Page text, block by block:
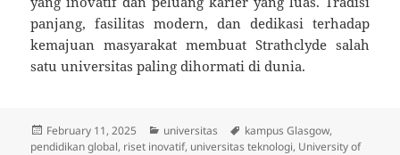
panjang, fasilitas modern, dan dedikasi terhadap
kemajuan masyarakat membuat Strathclyde salah
satu universitas paling dihormati di dunia.
Posted
on
February 11, 2025 Categories
universitas Tags
kampus Glasgow,
pendidikan global, riset inovatif, universitas teknologi, University of